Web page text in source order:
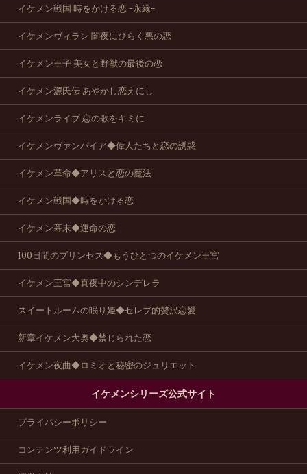
イケメン戦国 時をかける恋 -永縁-
イケメンヴィラン 闇夜にひらく悪の恋
イケメン王子 美女と野獣の最後の恋
イケメン源氏伝 あやかし恋えにし
イケメンライブ 恋の歌をキミに
イケメンヴァンパイア◆偉人たちと恋の誘惑
イケメン革命◆アリスと恋の魔法
イケメン戦国◆時をかける恋
イケメン幕末◆運命の恋
100日間のプリンセス◆もうひとつのイケメン王宮
イケメン王宮◆真夜中のシンデレラ
スイートルームの眠り姫◆セレブ的贅沢恋愛
新章イケメン大奥◆禁じられた恋
イケメン夜曲◆ロミオと秘密のジュリエット
イケメンシリーズ公式サイト
プライバシーポリシー
コンテンツ利用ガイドライン